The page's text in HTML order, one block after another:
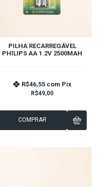
PILHA RECARREGÁVEL
PHILIPS AA 1.2V 2500MAH
R$49,00
R$46,55 com Pix
COMPRAR